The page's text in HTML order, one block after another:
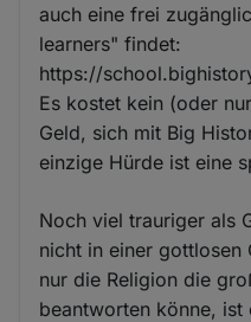
auch eine frei
learners" findet:
https://
Es kostet kein (oder
Geld, sich mit Big
einzige Hürde ist eine
Noch viel trauriger als
nicht in einer gottlosen
nur die Religion die
beantworten könne, ist